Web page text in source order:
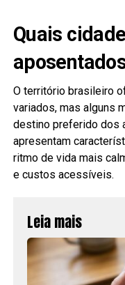
Quais
O território brasileiro
variados, mas alguns
destino preferido dos
apresentam
ritmo de vida mais
e custos acessíveis.
Leia mais